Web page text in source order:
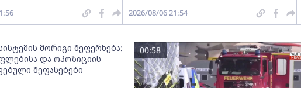
2026/08/06 21:54
მორიგი შეფერხება:
და ოპოზიციის
შეფასებები
00:58